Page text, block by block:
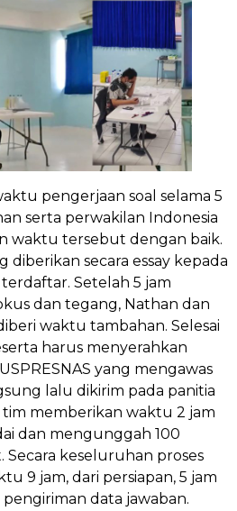
pengerjaan soal selama 5
serta perwakilan Indonesia
waktu tersebut dengan baik.
diberikan secara essay kepada
Setelah 5 jam
dan tegang, Nathan dan
waktu tambahan. Selesai
harus menyerahkan
yang mengawas
lalu dikirim pada panitia
tim memberikan waktu 2 jam
dan mengunggah 100
Secara keseluruhan proses
9 jam, dari persiapan, 5 jam
data jawaban.